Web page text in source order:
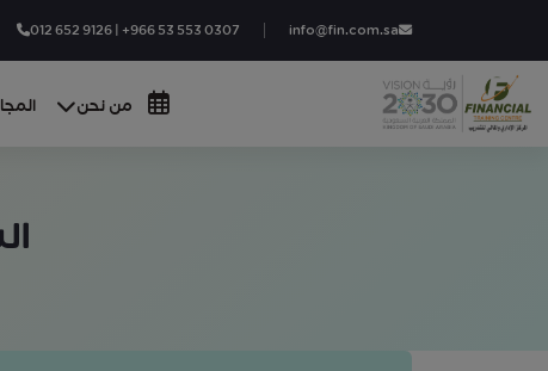
info@fin.com.sa
012 652 9126 | +966 53 553 0307
من نحن